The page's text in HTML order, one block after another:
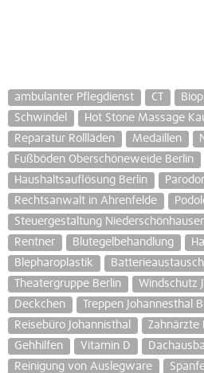
ambulanter Pflegdienst CT
Schwindel
Hot Stone Massage
Reparatur Rollläden
Medaillen
Fußböden Oberschöneweide Berlin
Haushaltsauflösung Berlin
Rechtsanwalt in Ahrenfelde
Steuergestaltung
Rentner
Blutegelbehandlung
Blepharoplastik
Theatergruppe Berlin
Windschutz
Deckchen
Treppen Johannesthal
Reisebüro Johannisthal
Zahnärzte
Gehhilfen
Vitamin D
Reinigung von Auslegware